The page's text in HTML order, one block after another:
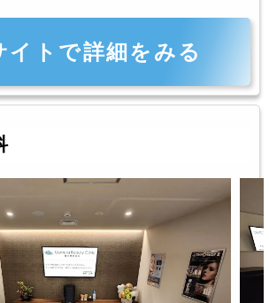
イトで詳細をみる